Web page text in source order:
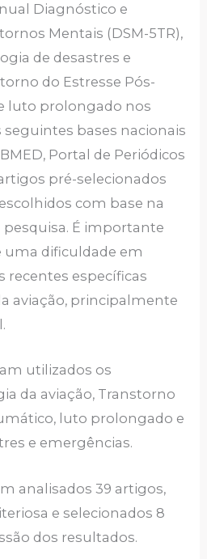
Diagnóstico e
Mentais (DSM-5TR),
de desastres e
do Estresse Pós-
luto prolongado nos
seguintes bases nacionais
Portal de Periódicos
pré-selecionados
com base na
pesquisa. É importante
uma dificuldade em
recentes específicas
aviação, principalmente
utilizados os
da aviação, Transtorno
luto prolongado e
e emergências.
analisados 39 artigos,
e selecionados 8
dos resultados.